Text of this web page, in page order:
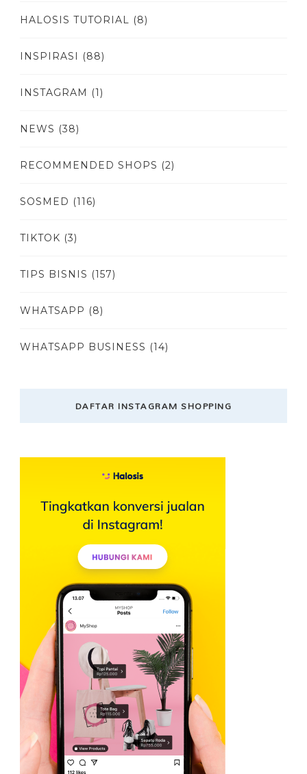
HALOSIS TUTORIAL (8)
INSPIRASI (88)
INSTAGRAM (1)
NEWS (38)
RECOMMENDED SHOPS (2)
SOSMED (116)
TIKTOK (3)
TIPS BISNIS (157)
WHATSAPP (8)
WHATSAPP BUSINESS (14)
DAFTAR INSTAGRAM SHOPPING